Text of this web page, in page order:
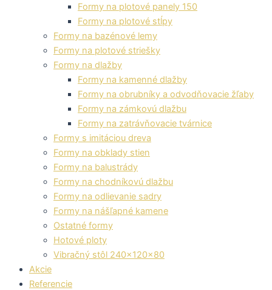
Formy na plotové panely 150
Formy na plotové stĺpy
Formy na bazénové lemy
Formy na plotové striešky
Formy na dlažby
Formy na kamenné dlažby
Formy na obrubníky a odvodňovacie žľaby
Formy na zámkovú dlažbu
Formy na zatrávňovacie tvárnice
Formy s imitáciou dreva
Formy na obklady stien
Formy na balustrády
Formy na chodníkovú dlažbu
Formy na odlievanie sadry
Formy na nášľapné kamene
Ostatné formy
Hotové ploty
Vibračný stôl 240x120x80
Akcie
Referencie